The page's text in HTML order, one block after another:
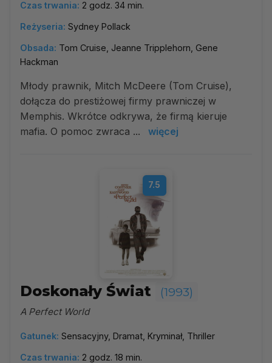
Czas trwania: 2 godz. 34 min.
Reżyseria: Sydney Pollack
Obsada: Tom Cruise, Jeanne Tripplehorn, Gene
Hackman
Młody prawnik, Mitch McDeere (Tom Cruise),
dołącza do prestiżowej firmy prawniczej w
Memphis. Wkrótce odkrywa, że firmą kieruje
mafia. O pomoc zwraca ...
więcej
7.5
Doskonały Świat (1993)
A Perfect World
Gatunek: Sensacyjny, Dramat, Kryminał, Thriller
Czas trwania: 2 godz. 18 min.